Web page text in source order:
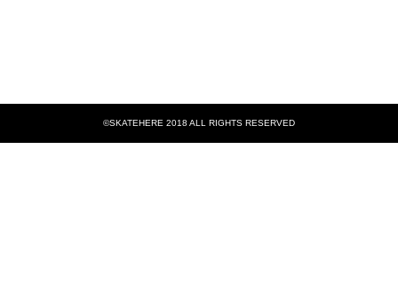
©SKATEHERE 2018 ALL RIGHTS RESERVED